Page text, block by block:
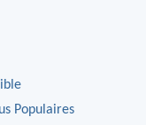
Populaires